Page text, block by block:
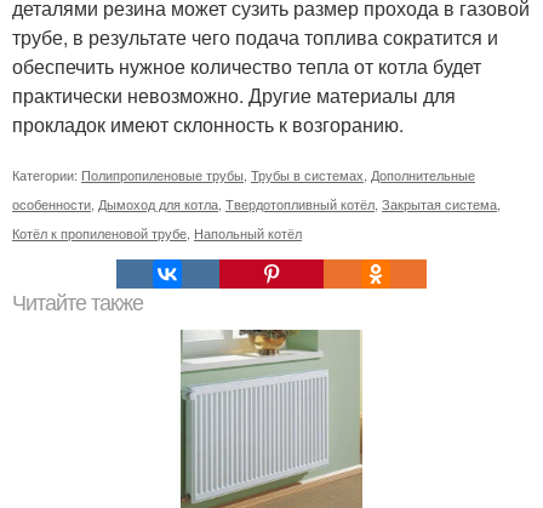
деталями резина может сузить размер прохода в газовой
трубе, в результате чего подача топлива сократится и
обеспечить нужное количество тепла от котла будет
практически невозможно. Другие материалы для
прокладок имеют склонность к возгоранию.
Категории: Полипропиленовые трубы, Трубы в системах, Дополнительные
особенности, Дымоход для котла, Твердотопливный котёл, Закрытая система,
Котёл к пропиленовой трубе, Напольный котёл
Читайте также